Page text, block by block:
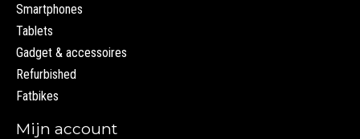
Smartphones
Tablets
Gadget & accessoires
Refurbished
Fatbikes
Mijn account